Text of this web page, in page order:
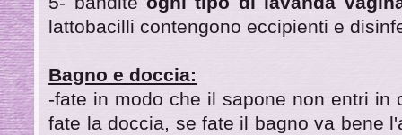
lattobacilli contengono eccipienti e
Bagno e doccia:
-fate in modo che il sapone non entri in
fate la doccia, se fate il bagno va bene